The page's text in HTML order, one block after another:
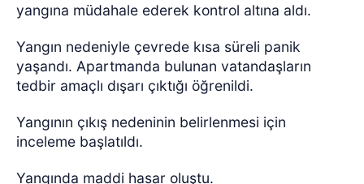
yangına müdahale ederek kontrol altına aldı.
Yangın nedeniyle çevrede kısa süreli panik
yaşandı. Apartmanda bulunan vatandaşların
tedbir amaçlı dışarı çıktığı öğrenildi.
Yangının çıkış nedeninin belirlenmesi için
inceleme başlatıldı.
Yangında maddi hasar oluştu.